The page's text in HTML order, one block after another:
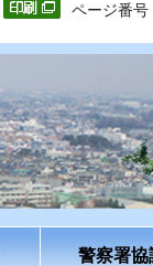
ページ番号
警察署協